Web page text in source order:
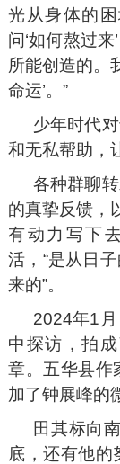
光从身体的
问‘如何熬过
所能创造的。
命运’。”
少年时代
和无私帮助，
各种群聊
的真挚反馈，
有动力写下
活，“是从日
来的”。
2024年1
中探访，拍
章。五华县作
加了钟展峰的
田其标向
底，还有他的